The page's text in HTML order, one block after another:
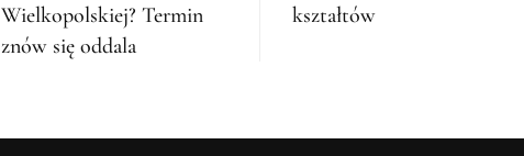
Wielkopolskiej? Termin
znów się oddala
kształtów